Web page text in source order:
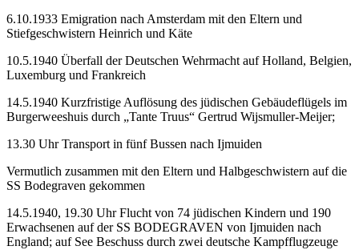
6.10.1933 Emigration nach Amsterdam mit den Eltern und
Stiefgeschwistern Heinrich und Käte
10.5.1940 Überfall der Deutschen Wehrmacht auf Holland, Belgien,
Luxemburg und Frankreich
14.5.1940 Kurzfristige Auflösung des jüdischen Gebäudeflügels im
Burgerweeshuis durch „Tante Truus“ Gertrud Wijsmuller-Meijer;
13.30 Uhr Transport in fünf Bussen nach Ijmuiden
Vermutlich zusammen mit den Eltern und Halbgeschwistern auf die
SS Bodegraven gekommen
14.5.1940, 19.30 Uhr Flucht von 74 jüdischen Kindern und 190
Erwachsenen auf der SS BODEGRAVEN von Ijmuiden nach
England; auf See Beschuss durch zwei deutsche Kampfflugzeuge